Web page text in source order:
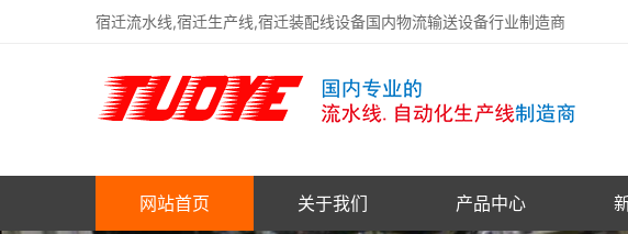
宿迁流水线,宿迁生产线,宿迁装配线设备国内物流输送设备行业制造商
网站首页 关于我们 产品中心